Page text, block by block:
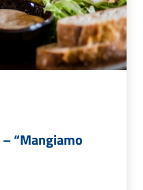
“Mangiamo